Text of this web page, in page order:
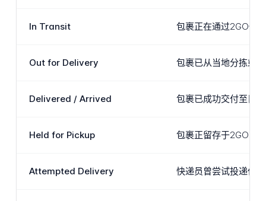
In Transit 包裹正在通过2GO快
Out for Delivery 包裹已从当地分拣或
Delivered / Arrived 包裹已成功交付至目
Held for Pickup 包裹正留存于2GO营
Attempted Delivery 快递员曾尝试投递但